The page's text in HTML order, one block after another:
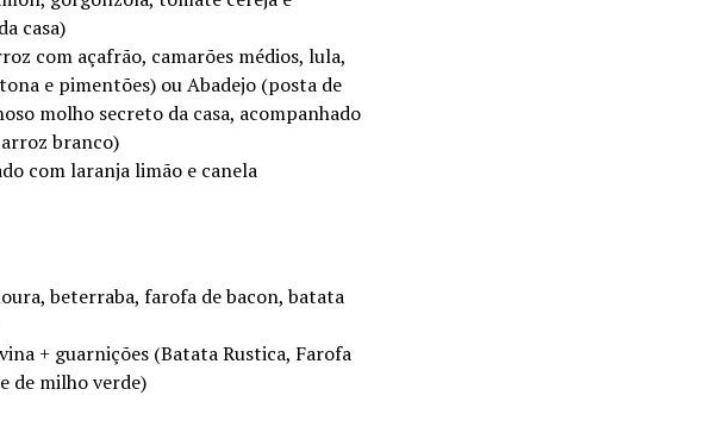
casa)
com açafrão, camarões médios, lula,
e pimentões) ou Abadejo (posta de
molho secreto da casa, acompanhado
branco)
com laranja limão e canela
beterraba, farofa de bacon, batata
+ guarnições (Batata Rustica, Farofa
de milho verde)